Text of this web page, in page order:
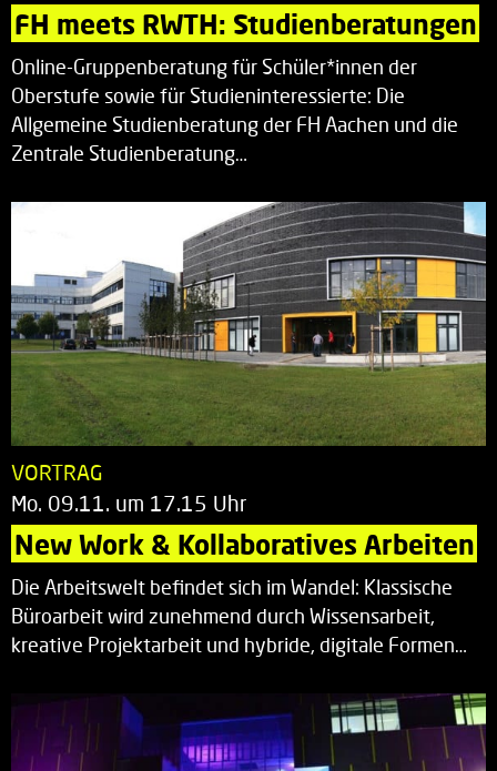
FH meets RWTH: Studienberatungen
Online-Gruppenberatung für Schüler*innen der
Oberstufe sowie für Studieninteressierte: Die
Allgemeine Studienberatung der FH Aachen und die
Zentrale Studienberatung…
VORTRAG
Mo. 09.11. um 17.15 Uhr
New Work & Kollaboratives Arbeiten
Die Arbeitswelt befindet sich im Wandel: Klassische
Büroarbeit wird zunehmend durch Wissensarbeit,
kreative Projektarbeit und hybride, digitale Formen…